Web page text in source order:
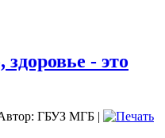
здоровье - это
ГБУЗ МГБ |